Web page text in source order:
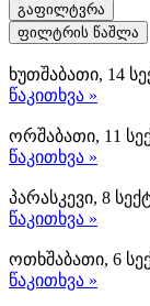
გაფილტვრა
ფილტრის წაშლა
ხუთშაბათი, 14
წაკითხვა »
ორშაბათი, 11
წაკითხვა »
პარასკევი, 8
წაკითხვა »
ოთხშაბათი, 6
წაკითხვა »